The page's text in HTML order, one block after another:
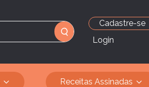
Cadastre-se
Login
Receitas Assinadas